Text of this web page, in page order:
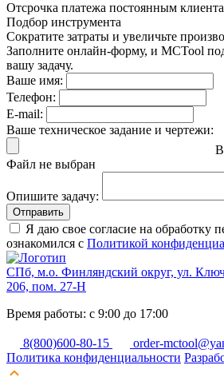
Отсрочка платежа постоянным
Подбор инструмента
Сократите затраты и увеличьте
Заполните онлайн-форму, и MCTool
вашу задачу.
Ваше имя:
Телефон:
E-mail:
Ваше техническое задание и чертежи:
Файл не выбран
Опишите задачу:
Отправить
Я даю свое согласие на обработку
ознакомился с Политикой
СПб, м.о. Финляндский округ, ул.
206, пом. 27-Н
Время работы: с 9:00 до 17:00
8(800)600-80-15
order-
Политика конфиденциальности